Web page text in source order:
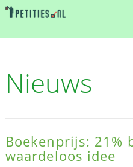
Nieuws
Boekenprijs: 21%
waardeloos idee